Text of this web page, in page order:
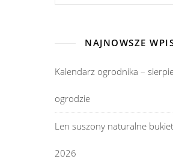
NAJNOWSZE
Kalendarz ogrodnika –
ogrodzie
Len suszony naturalne
2026